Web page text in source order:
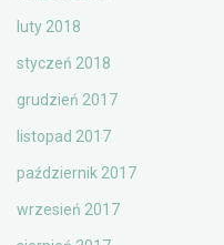
luty 2018
styczeń 2018
grudzień 2017
listopad 2017
październik 2017
wrzesień 2017